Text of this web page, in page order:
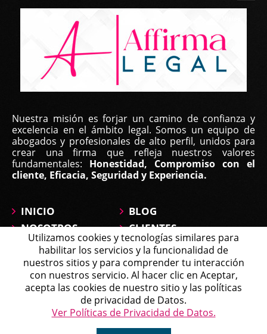
Nuestra misión es forjar un camino de confianza y
excelencia en el ámbito legal. Somos un equipo de
abogados y profesionales de alto perfil, unidos para
crear una firma que refleja nuestros valores
fundamentales: Honestidad, Compromiso con el
cliente, Eficacia, Seguridad y Experiencia.
INICIO
NOSOTROS
ÁREAS DE
PRÁCTICA
PREGUNTAS
BLOG
CLIENTES
CONTÁCTANOS
MAPA DEL SITIO
Política de Tratamiento de Datos
Copyright © 2026 Affirma Legal • Todos los derechos
Michell
Agente en Línea
Chatea ahora
Utilizamos cookies y tecnologías similares para
habilitar los servicios y la funcionalidad de
nuestros sitios y para comprender tu interacción
con nuestros servicio. Al hacer clic en Aceptar,
acepta las cookies de nuestro sitio y las políticas
de privacidad de Datos.
Ver Políticas de Privacidad de Datos.